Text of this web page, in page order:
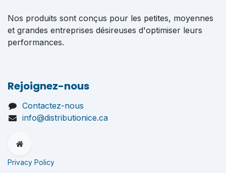
Nos produits sont conçus pour les petites, moyennes
et grandes entreprises désireuses d'optimiser leurs
performances.
Rejoignez-nous
Contactez-nous
info@distributionice.ca
Privacy Policy